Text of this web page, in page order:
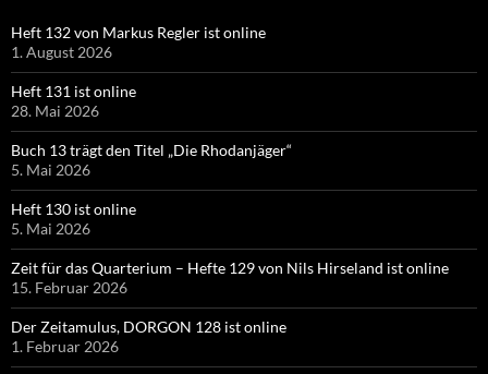
Heft 132 von Markus Regler ist online
1. August 2026
Heft 131 ist online
28. Mai 2026
Buch 13 trägt den Titel „Die Rhodanjäger“
5. Mai 2026
Heft 130 ist online
5. Mai 2026
Zeit für das Quarterium – Hefte 129 von Nils Hirseland ist online
15. Februar 2026
Der Zeitamulus, DORGON 128 ist online
1. Februar 2026